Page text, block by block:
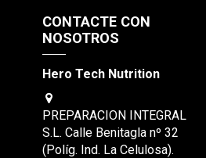
CONTACTE CON
NOSOTROS
Hero Tech Nutrition
PREPARACION INTEGRAL
S.L. Calle Benitagla nº 32
(Políg. Ind. La Celulosa).